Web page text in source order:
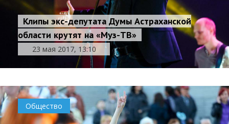
Клипы экс-депутата Думы Астраханской
области крутят на «Муз-ТВ»
23 мая 2017, 13:10
Общество